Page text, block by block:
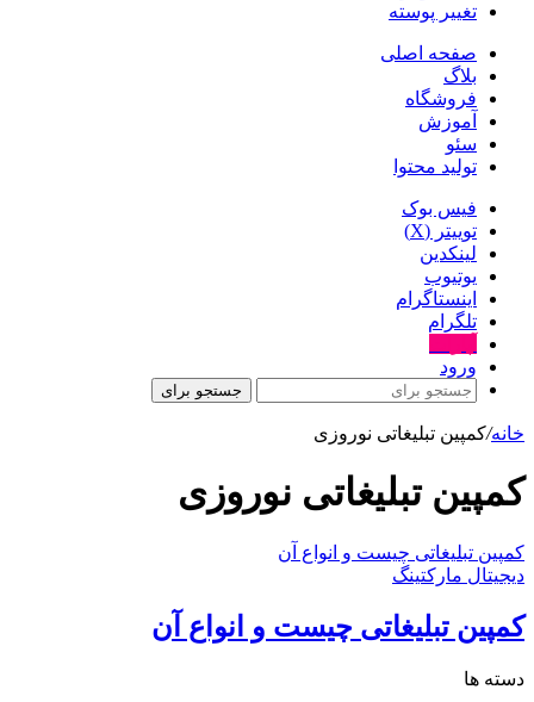
تغییر پوسته
صفحه اصلی
بلاگ
فروشگاه
آموزش
سئو
تولید محتوا
فیس بوک
توییتر (X)
لینکدین
یوتیوب
اینستاگرام
تلگرام
ورود
جستجو برای
خانه/کمپین تبلیغاتی نوروزی
کمپین تبلیغاتی نوروزی
کمپین تبلیغاتی چیست و انواع آن
دیجیتال مارکتینگ
کمپین تبلیغاتی چیست و انواع آن
دسته ها